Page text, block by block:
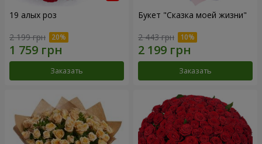
19 алых роз
2 199 грн
Заказать
Букет "Сказка моей жизни"
2 443 грн
Заказать